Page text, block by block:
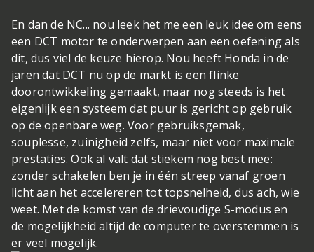
En dan de NC... nou leek het me een leuk idee om eens
een DCT motor te onderwerpen aan een oefening als
dit, dus viel de keuze hierop. Nou heeft Honda in de
jaren dat DCT nu op de markt is een flinke
doorontwikkeling gemaakt, maar nog steeds is het
eigenlijk een systeem dat puur is gericht op gebruik
op de openbare weg. Voor gebruiksgemak,
souplesse, zuinigheid zelfs, maar niet voor maximale
prestaties. Ook al valt dat stiekem nog best mee:
zonder schakelen ben je in één streep vanaf groen
licht aan het accelereren tot topsnelheid, dus ach, wie
weet. Met de komst van de drievoudige S-modus en
de mogelijkheid altijd de computer te overstemmen is
er veel mogelijk.